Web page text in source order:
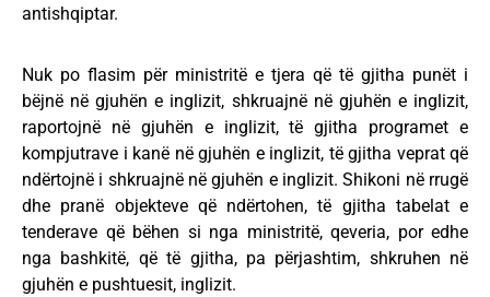
antishqiptar.
Nuk po flasim për ministritë e tjera që të gjitha punët i
bëjnë në gjuhën e inglizit, shkruajnë në gjuhën e inglizit,
raportojnë në gjuhën e inglizit, të gjitha programet e
kompjutrave i kanë në gjuhën e inglizit, të gjitha veprat që
ndërtojnë i shkruajnë në gjuhën e inglizit. Shikoni në rrugë
dhe pranë objekteve që ndërtohen, të gjitha tabelat e
tenderave që bëhen si nga ministritë, qeveria, por edhe
nga bashkitë, që të gjitha, pa përjashtim, shkruhen në
gjuhën e pushtuesit, inglizit.